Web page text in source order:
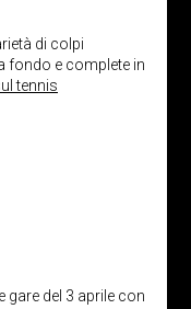
di colpi
fondo e complete in
tennis
gare del 3 aprile con